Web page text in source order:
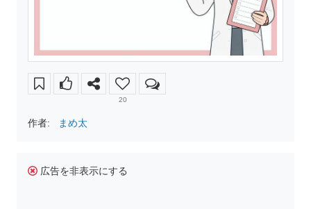
20
作者: まめ太
広告を非表示にする